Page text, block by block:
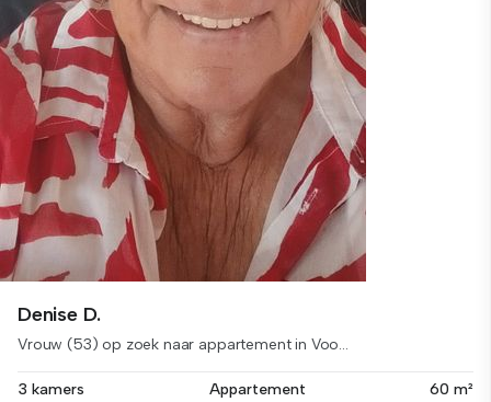
Denise D.
Vrouw (53) op zoek naar appartement in Voo...
3 kamers Appartement 60 m²